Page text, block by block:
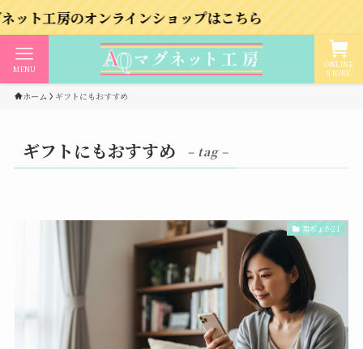
オンラインショップはこちら
ONLINE
STORE
MENU
ホーム ギフトにもおすすめ
ギフトにもおすすめ – tag –
黒ぢょか21